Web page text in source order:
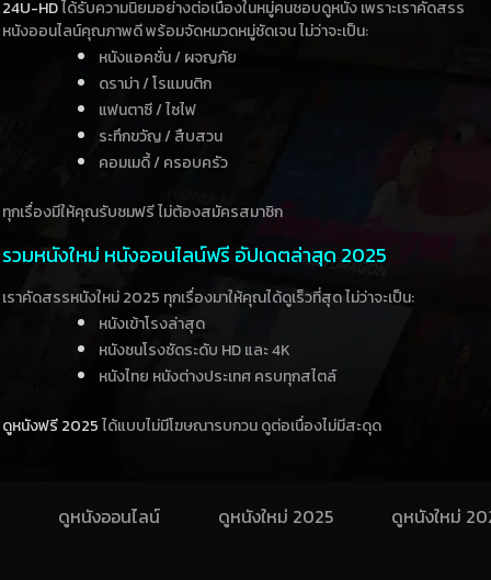
24U-HDได้รับความนิยมอย่างต่อเนื่องในหมู่คนชอบดูหนัง เพราะเราคัดสรร
หนังออนไลน์คุณภาพดี พร้อมจัดหมวดหมู่ชัดเจน ไม่ว่าจะเป็น:
หนังแอคชั่น / ผจญภัย
ดราม่า / โรแมนติก
แฟนตาซี / ไซไฟ
ระทึกขวัญ / สืบสวน
คอมเมดี้ / ครอบครัว
ทุกเรื่องมีให้คุณรับชมฟรี ไม่ต้องสมัครสมาชิก
รวมหนังใหม่ หนังออนไลน์ฟรี อัปเดตล่าสุด 2025
เราคัดสรรหนังใหม่ 2025 ทุกเรื่องมาให้คุณได้ดูเร็วที่สุด ไม่ว่าจะเป็น:
หนังเข้าโรงล่าสุด
หนังชนโรงชัดระดับ HD และ 4K
หนังไทย หนังต่างประเทศ ครบทุกสไตล์
ดูหนังฟรี 2025ได้แบบไม่มีโฆษณารบกวน ดูต่อเนื่องไม่มีสะดุด
ดูหนังออนไลน์ ดูหนังใหม่ 2025 ดูหนังใหม่